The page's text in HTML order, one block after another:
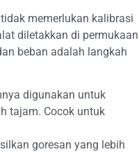
memerlukan kalibrasi
diletakkan di permukaan
beban adalah langkah
digunakan untuk
tajam. Cocok untuk
goresan yang lebih